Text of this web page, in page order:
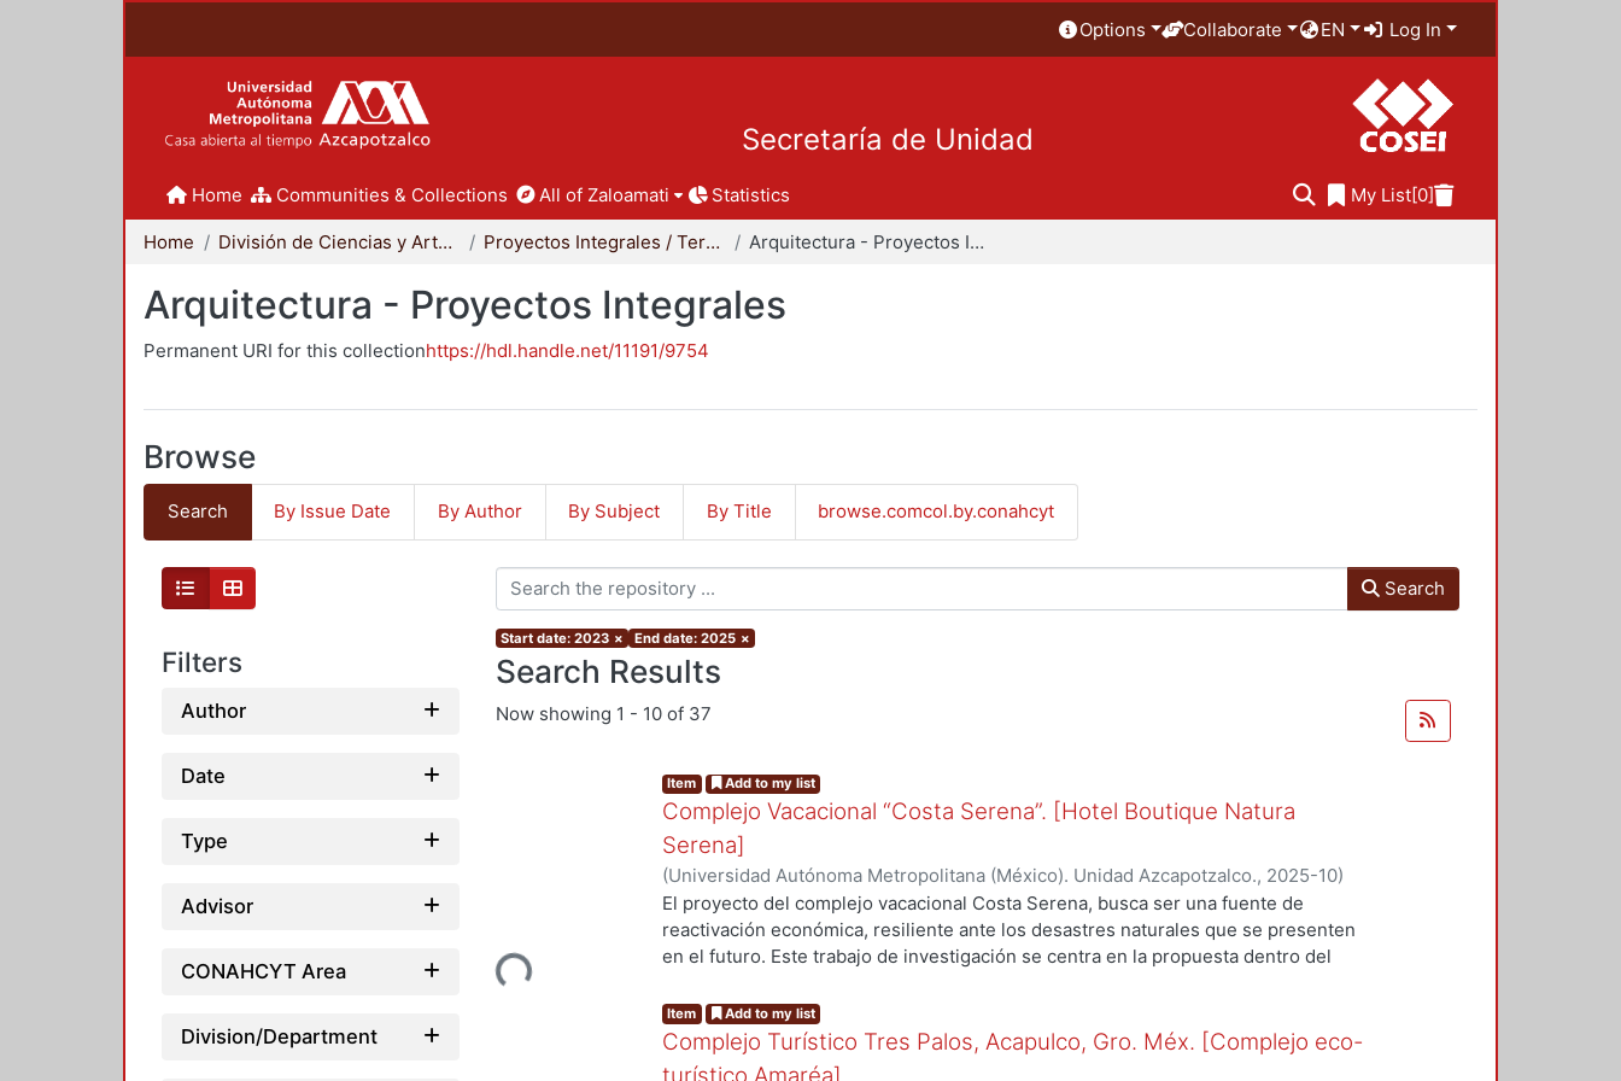
Options Collaborate EN Log In
Secretaría de Unidad
Home Communities & Collections All of Zaloamati Statistics My List[0]
Home División de Ciencias y Artes para el Diseño Proyectos Integrales / Terminales - Licenciatura Arquitectura - Proyectos Integrales
Arquitectura - Proyectos Integrales
Permanent URI for this collectionhttps://hdl.handle.net/11191/9754
Browse
Search By Issue Date By Author By Subject By Title browse.comcol.by.conahcyt
Filters
Author
Date
Type
Advisor
CONAHCYT Area
Division/Department
Search
Start date: 2023 × End date: 2025 ×
Search Results
Now showing 1 - 10 of 37
Loading...
Item Add to my list
Complejo Vacacional “Costa Serena”. [Hotel Boutique Natura
Serena]
(Universidad Autónoma Metropolitana (México). Unidad Azcapotzalco., 2025-10)
Bohorquez Cruz, Frida;Martínez Rojas, Arantza Lorelei;Silva Nuñez, Ximena
El proyecto del complejo vacacional Costa Serena, busca ser una fuente de
reactivación económica, resiliente ante los desastres naturales que se presenten
en el futuro. Este trabajo de investigación se centra en la propuesta dentro del
arquitectónicos del proyecto hotelero, los cuales representan la materialización del
proceso de diseño desarrollado a lo largo del trabajo. Cada plano expone la
organización y distribución espacial de las distintas áreas que conforman el hotel,
Item Add to my list
Complejo Turístico Tres Palos, Acapulco, Gro. Méx. [Complejo eco-
turístico Amaréa]